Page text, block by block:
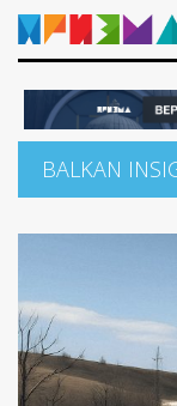
BALKAN